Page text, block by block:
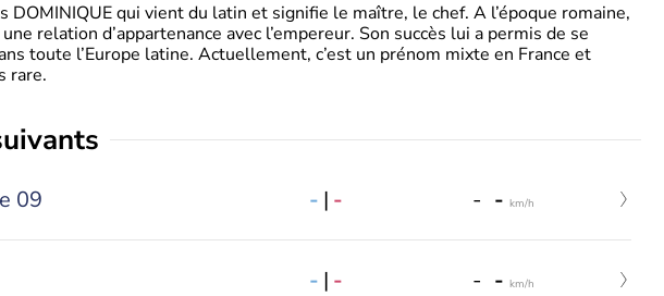
DOMINIQUE qui vient du latin et signifie le maître, le chef. A l’époque romaine,
relation d’appartenance avec l’empereur. Son succès lui a permis de se
toute l’Europe latine. Actuellement, c’est un prénom mixte en France et
rare.
09 - | - - - km/h
- | - - - km/h